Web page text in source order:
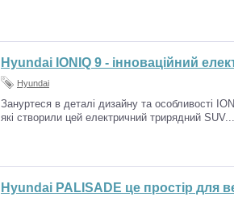
Hyundai IONIQ 9 - інноваційний
Hyundai
Зануртеся в деталі дизайну та особливості
які створили цей електричний трирядний
Hyundai PALISADE це простір для